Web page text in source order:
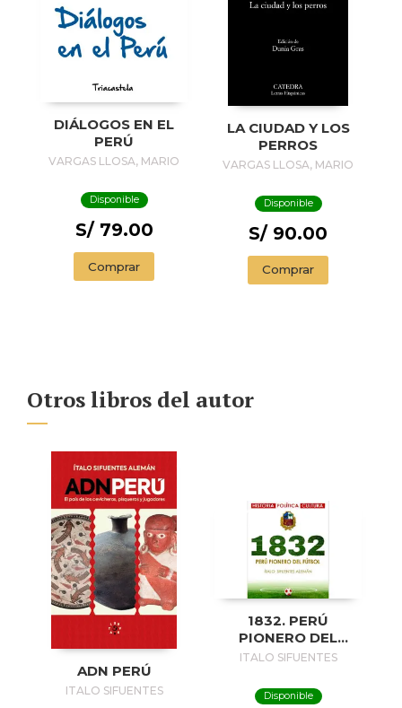
DIÁLOGOS EN EL
PERÚ
VARGAS LLOSA, MARIO
Disponible
S/ 79.00
Comprar
LA CIUDAD Y LOS
PERROS
VARGAS LLOSA, MARIO
Disponible
S/ 90.00
Comprar
Otros libros del autor
ADN PERÚ
ITALO SIFUENTES
1832. PERÚ
PIONERO DEL
FÚTBOL
ITALO SIFUENTES
Disponible